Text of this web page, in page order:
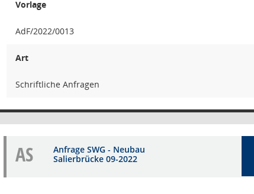
Vorlage
AdF/2022/0013
Art
Schriftliche Anfragen
AS
Anfrage SWG - Neubau
Salierbrücke 09-2022